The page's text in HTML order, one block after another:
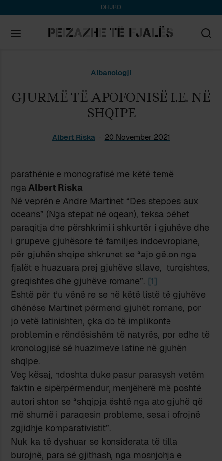
DHURO
Albanologji
GJURMË TË APOFONISË I.E. NË
SHQIPE
Albert Riska 20 November 2021
parathënie e monografisë me këtë temë
ngaAlbert Riska
Në veprën e Andre Martinet “Des steppes aux
oceans” (Nga stepat në oqean), teksa bëhet
paraqitja dhe përshkrimi i shkurtër i gjuhëve dhe
i grupeve gjuhësore të familjes indoevropiane,
për gjuhën shqipe shkruhet se “ajo gëlon nga
fjalët e huazuara prej gjuhëve sllave, turqishtes,
greqishtes dhe gjuhëve romane”. [1]
Është për t’u vënë re se në këtë listë të gjuhëve
dhënëse Martinet përmend gjuhët romane, por
jo vetë latinishten, çka do të implikonte
problemin e rëndësishëm të natyrës, por edhe të
kronologjisë së huazimeve latine në gjuhën
shqipe.
Veç kësaj, ndoshta duke pasur parasysh vetëm
faktin e sipërpërmendur, menjëherë më poshtë
autori shton se “shqipja është nga ato gjuhë që
më shumë i paraqesin probleme, sesa i ofrojnë
zgjidhje komparativistit”.
Nuk ka të dyshuar se konsiderata të tilla
burojnë, para së gjithash, nga mosnjohja e